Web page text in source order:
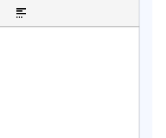
ссылкутекста
цитаты
Вставка спойлера